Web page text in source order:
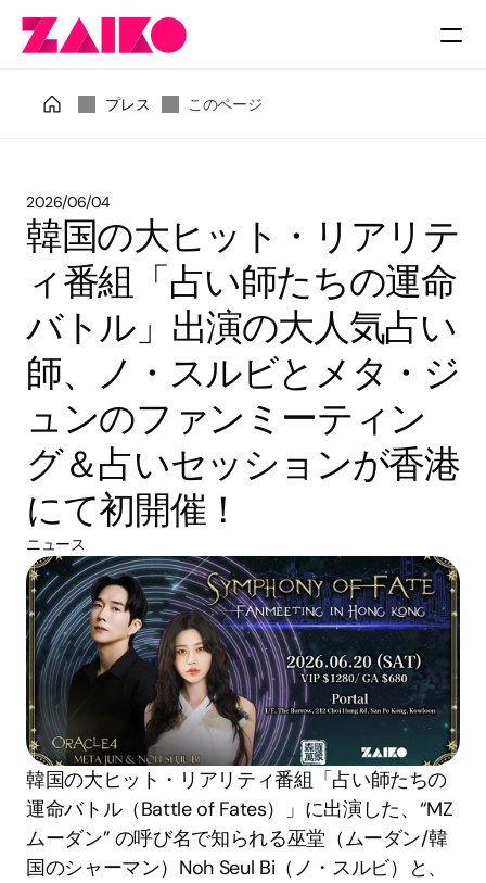
プレス このページ
2026/06/04
韓国の大ヒット・リアリテ
ィ番組「占い師たちの運命
バトル」出演の大人気占い
師、ノ・スルビとメタ・ジ
ュンのファンミーティン
グ＆占いセッションが香港
にて初開催！
ニュース
韓国の大ヒット・リアリティ番組「占い師たちの
運命バトル（Battle of Fates）」に出演した、“MZ
ムーダン” の呼び名で知られる巫堂（ムーダン/韓
国のシャーマン）Noh Seul Bi（ノ・スルビ）と、